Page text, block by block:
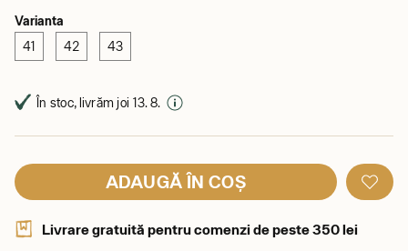
Varianta
41 42 43
În stoc, livrăm joi 13. 8.
ADAUGĂ ÎN COȘ
Livrare gratuită pentru comenzi de peste 350 lei